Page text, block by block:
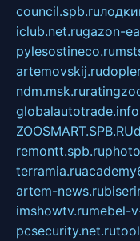
council.spb.ru
iclub.net.rugazon-
pylesostineco.ru
artemovskij.ru
ndm.msk.ru
globalautotrade.info
ZOOSMART.SPB.RU
remontt.spb.ru
terramia.ru
artem-news.ru
imshowtv.rumebel-
pcsecurity.net.ru